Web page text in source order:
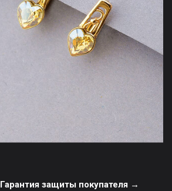
Гарантия защиты покупателя →